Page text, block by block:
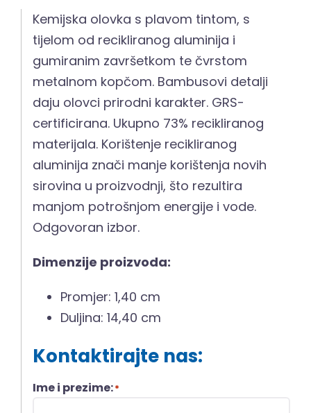
Kemijska olovka s plavom tintom, s
tijelom od recikliranog aluminija i
gumiranim završetkom te čvrstom
metalnom kopčom. Bambusovi detalji
daju olovci prirodni karakter. GRS-
certificirana. Ukupno 73% recikliranog
materijala. Korištenje recikliranog
aluminija znači manje korištenja novih
sirovina u proizvodnji, što rezultira
manjom potrošnjom energije i vode.
Odgovoran izbor.
Dimenzije proizvoda:
Promjer: 1,40 cm
Duljina: 14,40 cm
Kontaktirajte nas:
Ime i prezime:*